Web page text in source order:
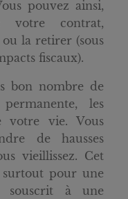
pouvez ainsi,
votre contrat,
la retirer (sous
fiscaux).
bon nombre de
les
votre vie. Vous
de hausses
vieillissez. Cet
surtout pour une
souscrit à une